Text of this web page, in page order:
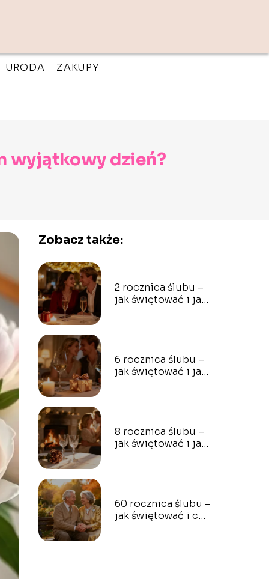
URODA ZAKUPY
wyjątkowy dzień?
Zobacz także:
2 rocznica ślubu –
jak świętować i jaki
6 rocznica ślubu –
jak świętować i jaki
8 rocznica ślubu –
jak świętować i jaki
60 rocznica ślubu –
jak świętować i co